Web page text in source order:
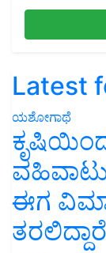
Latest
ಯಶೋಗಾಥೆ
ಈಗ